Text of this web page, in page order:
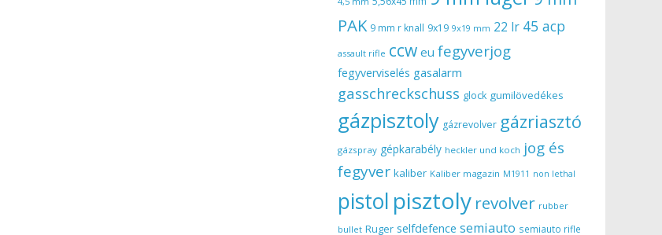
PAK 9 mm r knall 9x19 9x19 mm 22 lr 45 acp
assault rifle ccw eu fegyverjog
fegyverviselés gasalarm
gasschreckschuss glock gumilövedékes
gázpisztoly gázrevolver gázriasztó
gázspray gépkarabély heckler und koch jog és
fegyver kaliber Kaliber magazin M1911 non lethal
pistol pisztoly revolver rubber
bullet Ruger selfdefence semiauto semiauto rifle